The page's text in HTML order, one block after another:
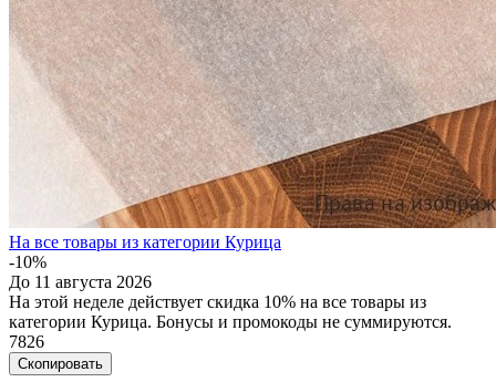
На все товары из категории Курица
-10%
До 11 августа 2026
На этой неделе действует скидка 10% на все товары из
категории Курица. Бонусы и промокоды не суммируются.
7826
Скопировать